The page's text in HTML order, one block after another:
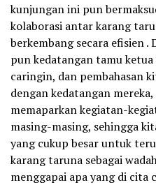
kunjungan ini pun
kolaborasi antar karang
berkembang secara efisien
pun kedatangan tamu
caringin, dan pembahasan
dengan kedatangan
memaparkan kegiatan-
masing-masing, sehingga
yang cukup besar untuk
karang taruna sebagai
menggapai apa yang di cita